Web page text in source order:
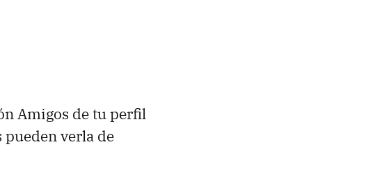
Amigos de tu perfil
pueden verla de